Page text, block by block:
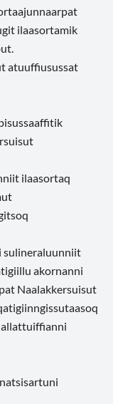
ilaasortamik
atuuffiusussat
ilaasortaq
sulineraluunniit
akornanni
Naalakkersuisut